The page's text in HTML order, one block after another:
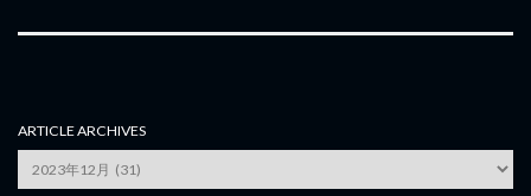
ARTICLE ARCHIVES
Archives